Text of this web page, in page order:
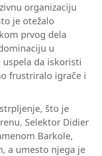
organizaciju
je otežalo
prvog dela
u
da iskoristi
frustriralo igrače i
što je
Selektor Didier
Barkole,
a umesto njega je